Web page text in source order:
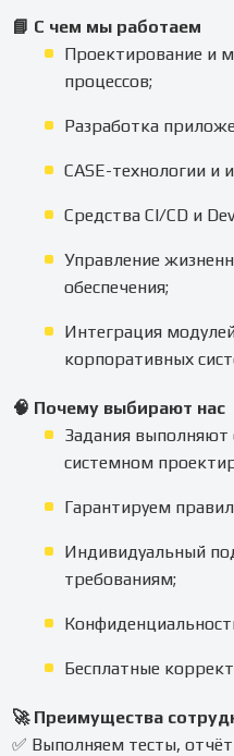
📘 С чем мы работаем
Проектирование и
процессов;
Разработка
CASE-технологии и
Средства CI/CD и
Управление
обеспечения;
Интеграция
корпоративных
🧠 Почему выбирают нас
Задания выполняют
системном
Гарантируем
Индивидуальный
требованиям;
Бесплатные
🚀 Преимущества
✅ Выполняем тесты,